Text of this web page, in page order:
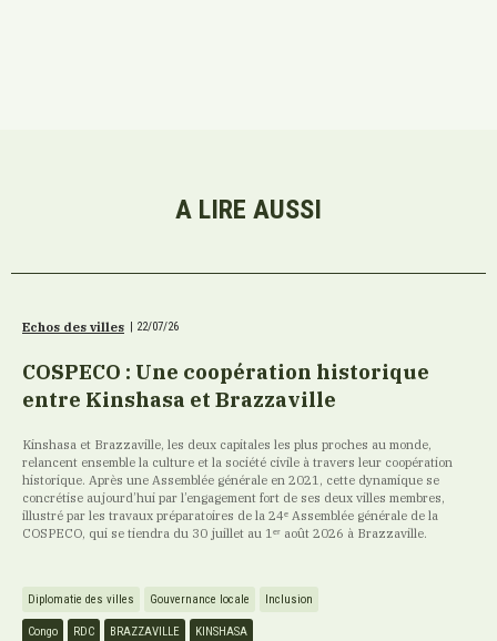
A LIRE AUSSI
Echos des villes 22/07/26
COSPECO : Une coopération historique
entre Kinshasa et Brazzaville
Kinshasa et Brazzaville, les deux capitales les plus proches au monde,
relancent ensemble la culture et la société civile à travers leur coopération
historique. Après une Assemblée générale en 2021, cette dynamique se
concrétise aujourd’hui par l’engagement fort de ses deux villes membres,
illustré par les travaux préparatoires de la 24ᵉ Assemblée générale de la
COSPECO, qui se tiendra du 30 juillet au 1ᵉʳ août 2026 à Brazzaville.
Diplomatie des villes Gouvernance locale Inclusion
Congo RDC BRAZZAVILLE KINSHASA